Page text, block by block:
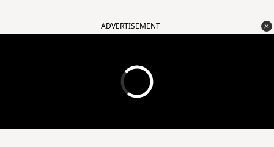
ADVERTISEMENT